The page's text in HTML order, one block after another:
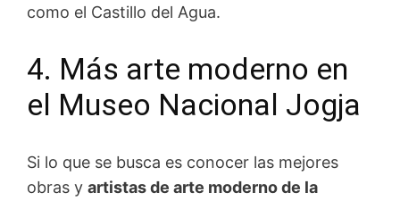
como el Castillo del Agua.
4. Más arte moderno en
el Museo Nacional Jogja
Si lo que se busca es conocer las mejores
obras y artistas de arte moderno de la